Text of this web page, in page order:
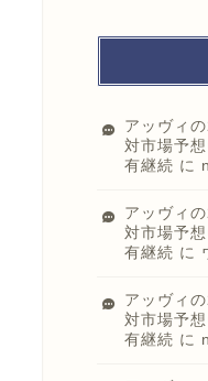
アッヴィ
対市場予
有継続 に
アッヴィ
対市場予
有継続 に
アッヴィ
対市場予
有継続 に